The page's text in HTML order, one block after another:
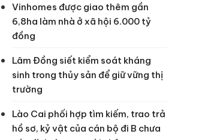
Vinhomes được giao thêm gần
6,8ha làm nhà ở xã hội 6.000 tỷ
đồng
Lâm Đồng siết kiểm soát kháng
sinh trong thủy sản để giữ vững thị
trường
Lào Cai phối hợp tìm kiếm, trao trả
hồ sơ, kỷ vật của cán bộ đi B chưa